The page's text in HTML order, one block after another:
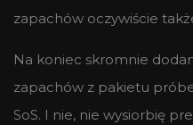
zapachów oczywiście
Na koniec skromnie
zapachów z pakietu
SoS. I nie, nie wysiorbię